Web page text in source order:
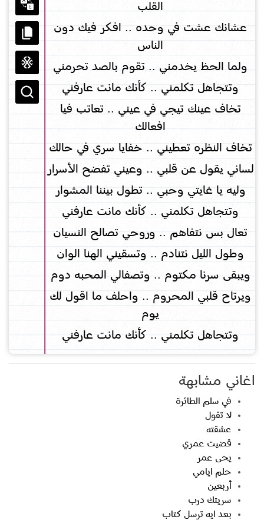
القلب
عشانك عشت في وحده .. افكر فيك دون
الناس
ولما الحظ يخدمني .. تقوم بالصد تحرمني
وتتجاهل تكلمني .. كأنك مانت عارفني
تخاف عينك تيجي في عيني .. تعاتب فيا
افعالك
تخاف النظره تعطيني .. خفايا سري في حالك
لساني يقول عن قلبي .. وعيني تفضح الأسرار
وليه يا غايتي وحبي .. تطول بيننا المشوار
وتتجاهل تكلمني .. كأنك مانت عارفني
تعال بس نتفاهم .. وروحي تصالح النسيان
وطول الليل نتنادم .. وتسقيني الهنا الوان
ويبقى سرنا مكتوم .. وتصفالي المحبه دوم
ويرتاح قلبي المحروم .. واحلف ما اقول لك
يوم
وتتجاهل تكلمني .. كأنك مانت عارفني
اغاني مشابهة
في سلم الطائرة
لا تقول
عشقته
قضيت عمري
يحى عمر
حلم ايامي
أربعين
سريتك درب
بعد ايه ترسل كتاب